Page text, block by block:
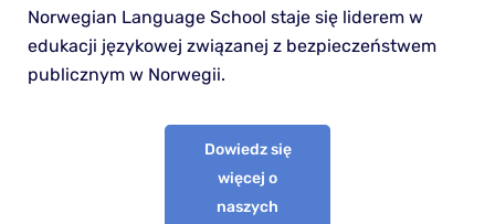
Norwegian Language School staje się liderem w
edukacji językowej związanej z bezpieczeństwem
publicznym w Norwegii.
Dowiedz się
więcej o
naszych